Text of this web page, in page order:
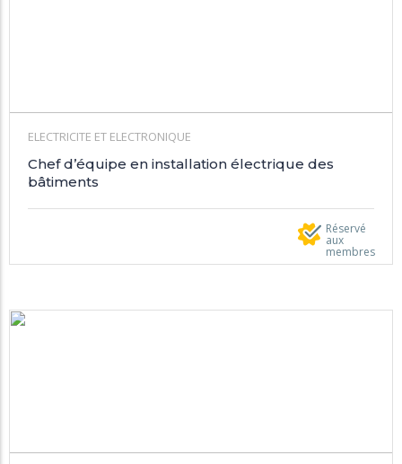
ELECTRICITE ET ELECTRONIQUE
Chef d’équipe en installation électrique des
bâtiments
Réservé
aux
membres